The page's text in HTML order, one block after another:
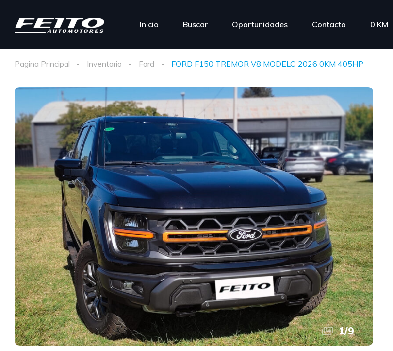
Inicio Buscar Oportunidades Contacto 0 KM
Pagina Principal Inventario Ford FORD F150 TREMOR V8 MODELO 2026 0KM 405HP
1/9